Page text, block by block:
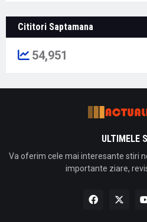
Cititori Saptamana
54,951
ULTIMELE
Va oferim cele mai interesante stiri
importante ziare,